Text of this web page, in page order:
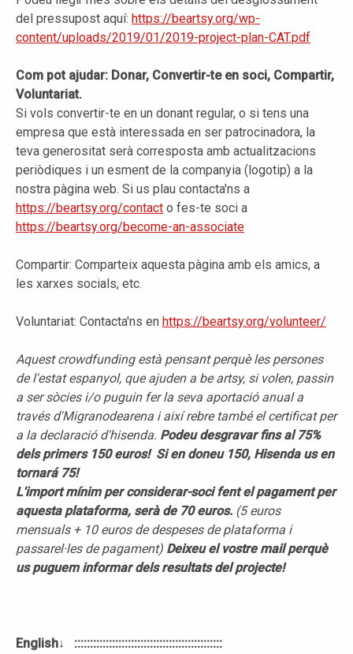
del pressupost aquí: https://beartsy.org/wp-
content/uploads/2019/01/2019-project-plan-CAT.pdf
Com pot ajudar: Donar, Convertir-te en soci, Compartir,
Voluntariat.
Si vols convertir-te en un donant regular, o si tens una
empresa que està interessada en ser patrocinadora, la
teva generositat serà corresposta amb actualitzacions
periòdiques i un esment de la companyia (logotip) a la
nostra pàgina web. Si us plau contacta'ns a
https://beartsy.org/contact o fes-te soci a
https://beartsy.org/become-an-associate
Compartir: Comparteix aquesta pàgina amb els amics, a
les xarxes socials, etc.
Voluntariat: Contacta'ns en https://beartsy.org/volunteer/
Aquest crowdfunding està pensant perquè les persones
de l'estat espanyol, que ajuden a be artsy, si volen, passin
a ser sòcies i/o puguin fer la seva aportació anual a
través d'Migranodearena i així rebre també el certificat per
a la declaració d'hisenda. Podeu desgravar fins al 75%
dels primers 150 euros! Si en doneu 150, Hisenda us en
tornará 75!
L'import mínim per considerar-soci fent el pagament per
aquesta plataforma, serà de 70 euros. (5 euros
mensuals + 10 euros de despeses de plataforma i
passarel·les de pagament) Deixeu el vostre mail perquè
us puguem informar dels resultats del projecte!
English↓ :::::::::::::::::::::::::::::::::::::::::::::::